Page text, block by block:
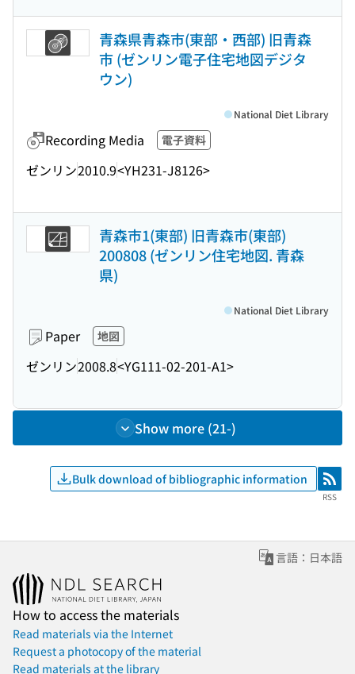
青森県青森市(東部・西部) 旧青森
市 (ゼンリン電子住宅地図デジタ
ウン)
Recording Media 電子資料
ゼンリン2010.9<YH231-J8126>
National Diet Library
青森市1(東部) 旧青森市(東部)
200808 (ゼンリン住宅地図. 青森
県)
Paper 地図
ゼンリン2008.8<YG111-02-201-A1>
National Diet Library
Show more (21-)
Bulk download of bibliographic information RSS
RSS
言語：日本語
How to access the materials
Read materials via the Internet
Request a photocopy of the material
Read materials at the library